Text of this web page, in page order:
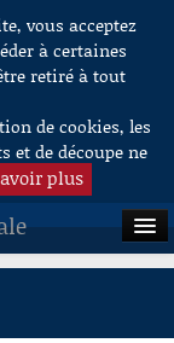
vous acceptez
à certaines
retiré à tout
de cookies, les
et de découpe ne
plus